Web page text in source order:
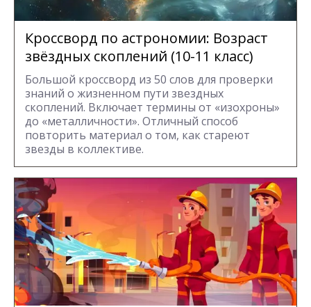
Кроссворд по астрономии: Возраст
звёздных скоплений (10-11 класс)
Большой кроссворд из 50 слов для проверки
знаний о жизненном пути звездных
скоплений. Включает термины от «изохроны»
до «металличности». Отличный способ
повторить материал о том, как стареют
звезды в коллективе.